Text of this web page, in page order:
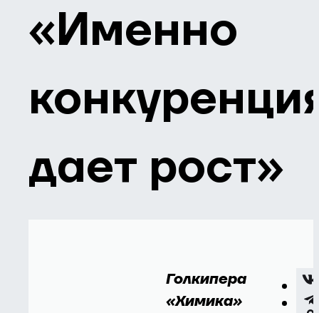
«Именно
дает рост»
Голкипера
«Химика»